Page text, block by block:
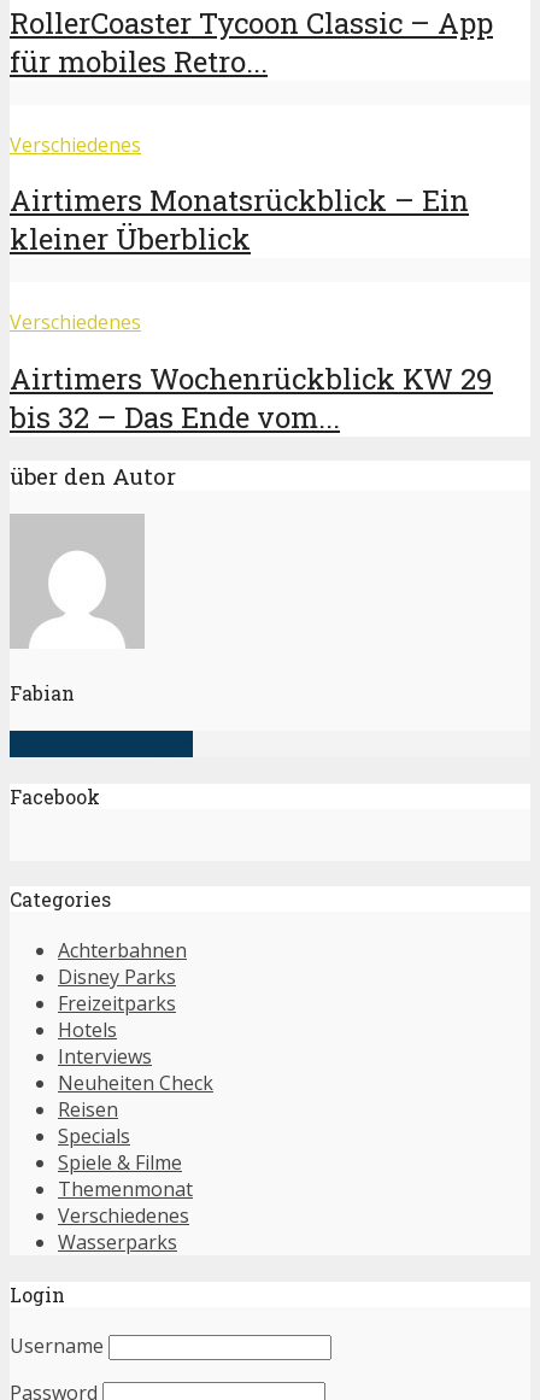
RollerCoaster Tycoon Classic – App
für mobiles Retro...
Verschiedenes
Airtimers Monatsrückblick – Ein
kleiner Überblick
Verschiedenes
Airtimers Wochenrückblick KW 29
bis 32 – Das Ende vom...
über den Autor
Fabian
Facebook
Categories
Achterbahnen
Disney Parks
Freizeitparks
Hotels
Interviews
Neuheiten Check
Reisen
Specials
Spiele & Filme
Themenmonat
Verschiedenes
Wasserparks
Login
Username
Password